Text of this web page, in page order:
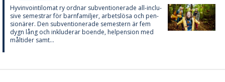
Hy­vin­vo­in­tilo­mat ry ord­nar sub­ven­tio­ne­ra­de all-in­clu­
sive se­mestrar för barn­fa­mil­jer, ar­bets­lö­sa och pen­
sio­nä­rer. Den sub­ven­tio­ne­ra­de se­mestern är fem
dygn lång och in­klu­de­rar bo­en­de, hel­pen­sion med
mål­ti­der samt...